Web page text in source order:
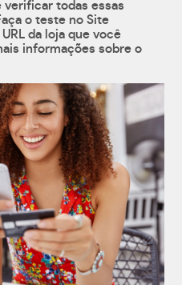
verificar todas essas
o teste no Site
da loja que você
informações sobre o